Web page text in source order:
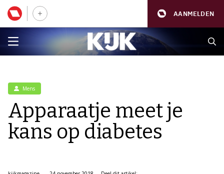
AANMELDEN
Mens
Apparaatje meet je
kans op diabetes